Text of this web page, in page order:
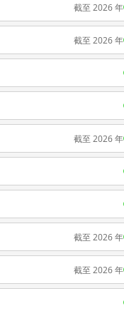
截至 2026 年
截至 2026 年
截至 2026 年
截至 2026 年
截至 2026 年